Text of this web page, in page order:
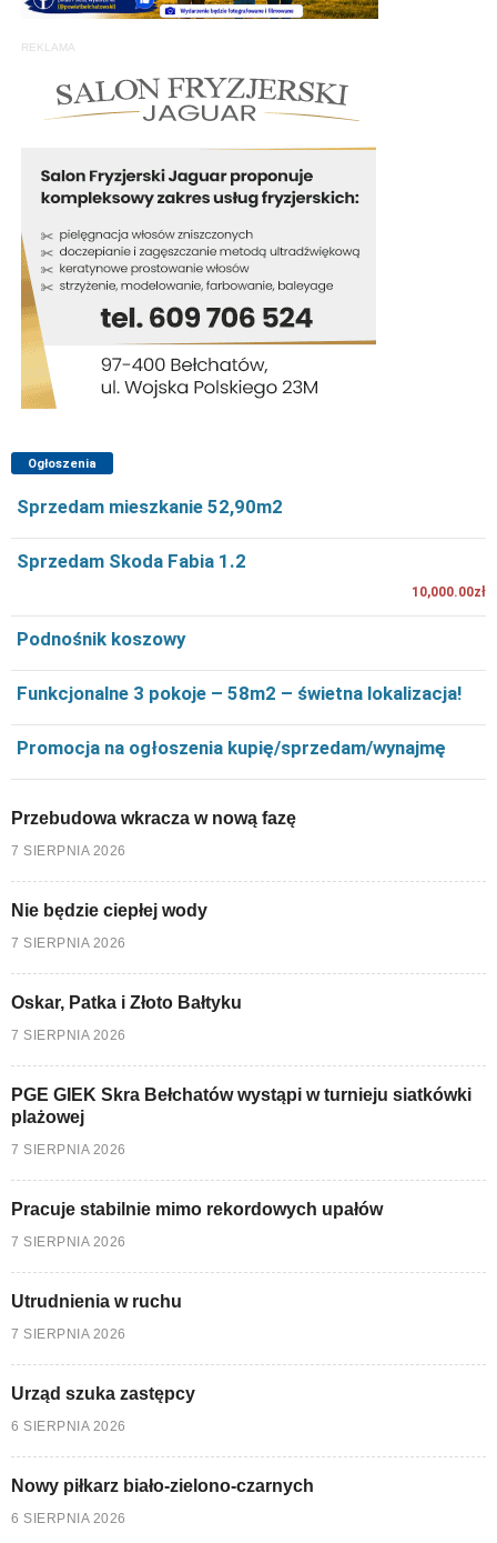
REKLAMA
Ogłoszenia
Sprzedam mieszkanie 52,90m2
Sprzedam Skoda Fabia 1.2
10,000.00zł
Podnośnik koszowy
Funkcjonalne 3 pokoje – 58m2 – świetna lokalizacja!
Promocja na ogłoszenia kupię/sprzedam/wynajmę
Przebudowa wkracza w nową fazę
7 SIERPNIA 2026
Nie będzie ciepłej wody
7 SIERPNIA 2026
Oskar, Patka i Złoto Bałtyku
7 SIERPNIA 2026
PGE GIEK Skra Bełchatów wystąpi w turnieju siatkówki
plażowej
7 SIERPNIA 2026
Pracuje stabilnie mimo rekordowych upałów
7 SIERPNIA 2026
Utrudnienia w ruchu
7 SIERPNIA 2026
Urząd szuka zastępcy
6 SIERPNIA 2026
Nowy piłkarz biało-zielono-czarnych
6 SIERPNIA 2026